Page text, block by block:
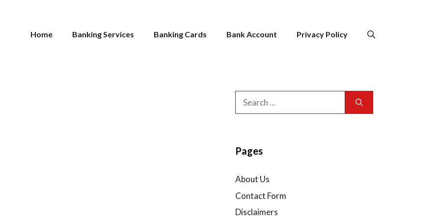
Home Banking Services Banking Cards Bank Account Privacy Policy
for:
Pages
About Us
Contact Form
Disclaimers